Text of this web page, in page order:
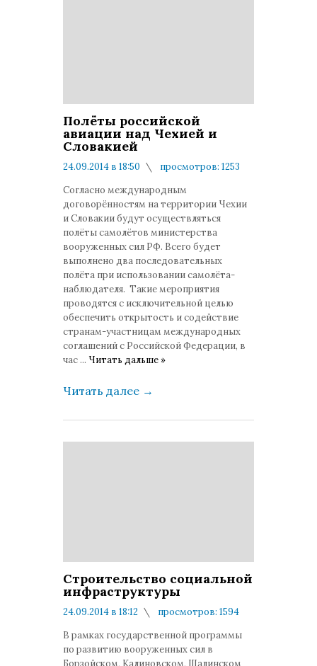
Полёты российской
авиации над Чехией и
Словакией
24.09.2014 в 18:50
просмотров: 1253
Согласно международным
договорённостям на территории Чехии
и Словакии будут осуществляться
полёты самолётов министерства
вооруженных сил РФ. Всего будет
выполнено два последовательных
полёта при использовании самолёта-
наблюдателя. Такие мероприятия
проводятся с исключительной целью
обеспечить открытость и содействие
странам-участницам международных
соглашений с Российской Федерации, в
час ... Читать дальше »
Читать далее →
Строительство социальной
инфраструктуры
24.09.2014 в 18:12
просмотров: 1594
В рамках государственной программы
по развитию вооруженных сил в
Борзойском, Калиновском, Шалинском